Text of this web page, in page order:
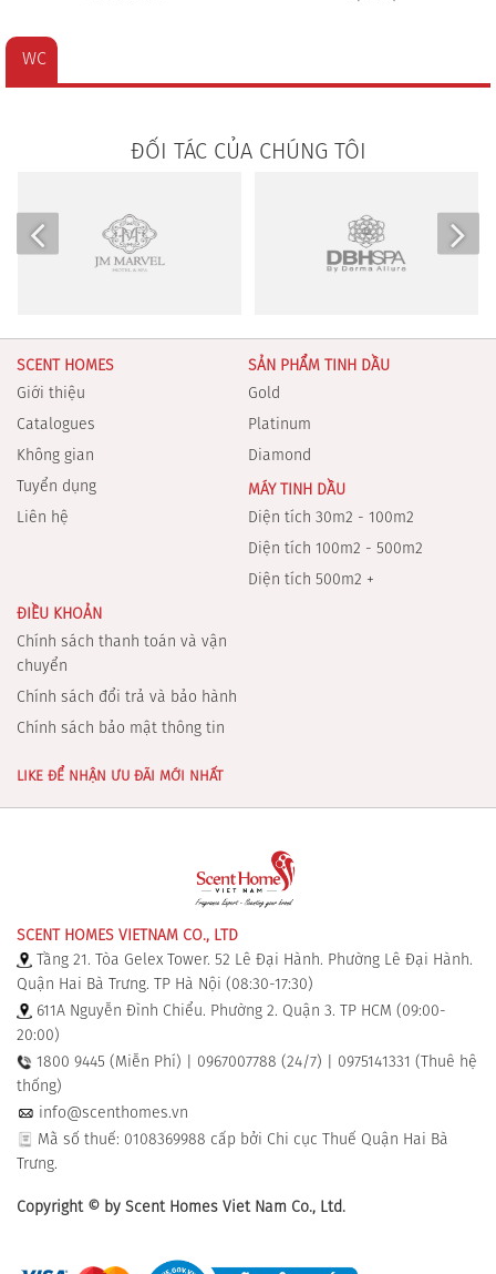
WC
ĐỐI TÁC CỦA CHÚNG TÔI
SCENT HOMES
Giới thiệu
Catalogues
Không gian
Tuyển dụng
Liên hệ
SẢN PHẨM TINH DẦU
Gold
Platinum
Diamond
MÁY TINH DẦU
Diện tích 30m2 - 100m2
Diện tích 100m2 - 500m2
Diện tích 500m2 +
ĐIỀU KHOẢN
Chính sách thanh toán và vận
chuyển
Chính sách đổi trả và bảo hành
Chính sách bảo mật thông tin
LIKE ĐỂ NHẬN ƯU ĐÃI MỚI NHẤT
SCENT HOMES VIETNAM CO., LTD
Tầng 21. Tòa Gelex Tower. 52 Lê Đại Hành. Phường Lê Đại Hành.
Quận Hai Bà Trưng. TP Hà Nội (08:30-17:30)
611A Nguyễn Đình Chiểu. Phường 2. Quận 3. TP HCM (09:00-
20:00)
1800 9445 (Miễn Phí) | 0967007788 (24/7) | 0975141331 (Thuê hệ
thống)
info@scenthomes.vn
Mã số thuế: 0108369988 cấp bởi Chi cục Thuế Quận Hai Bà
Trưng.
Copyright © by Scent Homes Viet Nam Co., Ltd.